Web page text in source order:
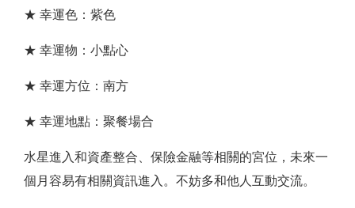
★ 幸運色：紫色
★ 幸運物：小點心
★ 幸運方位：南方
★ 幸運地點：聚餐場合
水星進入和資產整合、保險金融等相關的宮位，未來一
個月容易有相關資訊進入。不妨多和他人互動交流。